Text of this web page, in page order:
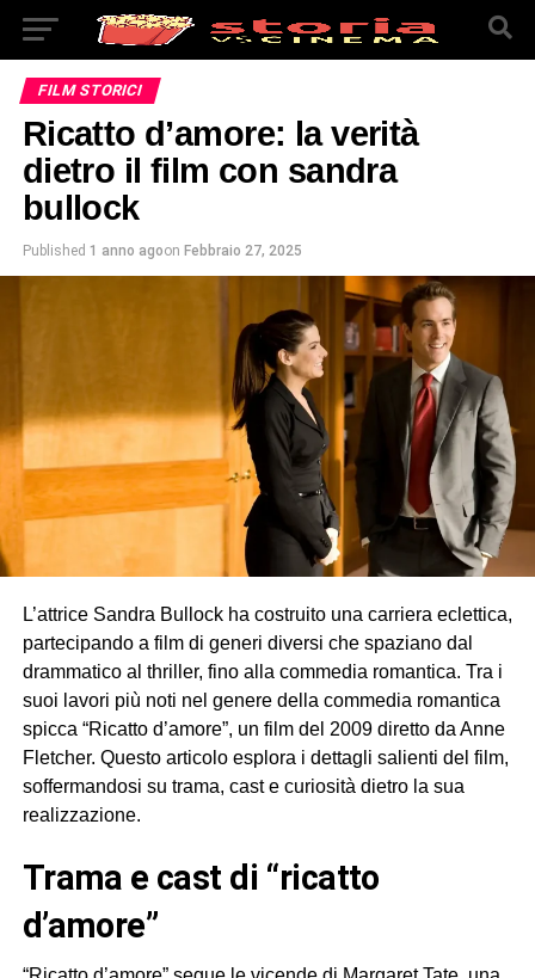
FILM STORICI
Ricatto d’amore: la verità
dietro il film con sandra
bullock
Published 1 anno agoon Febbraio 27, 2025
L’attrice Sandra Bullock ha costruito una carriera eclettica,
partecipando a film di generi diversi che spaziano dal
drammatico al thriller, fino alla commedia romantica. Tra i
suoi lavori più noti nel genere della commedia romantica
spicca “Ricatto d’amore”, un film del 2009 diretto da Anne
Fletcher. Questo articolo esplora i dettagli salienti del film,
soffermandosi su trama, cast e curiosità dietro la sua
realizzazione.
trama e cast di “ricatto
d’amore”